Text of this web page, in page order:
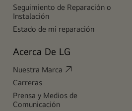
Seguimiento de Reparación o
Instalación
Estado de mi reparación
Acerca De LG
Nuestra Marca
Carreras
Prensa y Medios de
Comunicación